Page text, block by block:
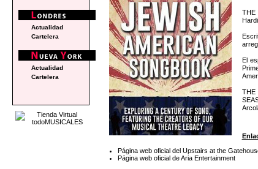
THE
El
THE
Página web oficial del Upstairs at the
Página web oficial de Aria Entertainment
Actualidad
Cartelera
Actualidad
Cartelera